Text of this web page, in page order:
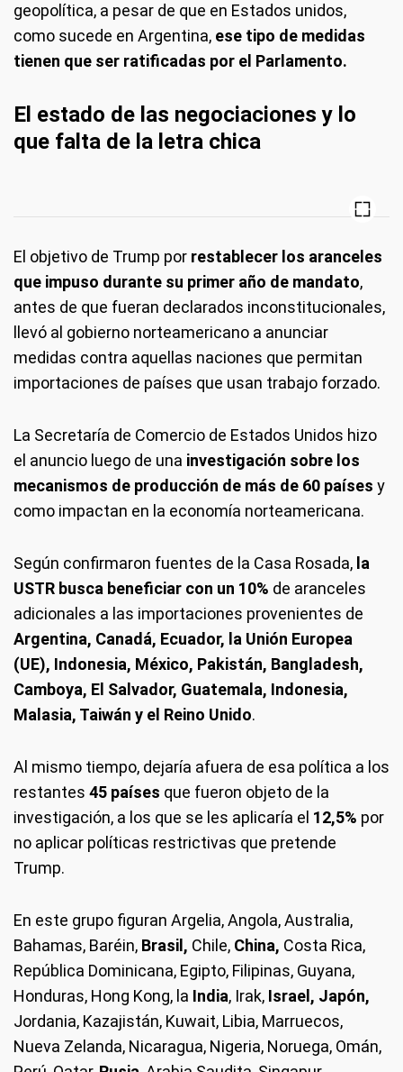
geopolítica, a pesar de que en Estados unidos,
como sucede en Argentina, ese tipo de medidas
tienen que ser ratificadas por el Parlamento.
El estado de las negociaciones y lo
que falta de la letra chica
El objetivo de Trump por restablecer los aranceles
que impuso durante su primer año de mandato,
antes de que fueran declarados inconstitucionales,
llevó al gobierno norteamericano a anunciar
medidas contra aquellas naciones que permitan
importaciones de países que usan trabajo forzado.
La Secretaría de Comercio de Estados Unidos hizo
el anuncio luego de una investigación sobre los
mecanismos de producción de más de 60 países y
como impactan en la economía norteamericana.
Según confirmaron fuentes de la Casa Rosada, la
USTR busca beneficiar con un 10% de aranceles
adicionales a las importaciones provenientes de
Argentina, Canadá, Ecuador, la Unión Europea
(UE), Indonesia, México, Pakistán, Bangladesh,
Camboya, El Salvador, Guatemala, Indonesia,
Malasia, Taiwán y el Reino Unido.
Al mismo tiempo, dejaría afuera de esa política a los
restantes 45 países que fueron objeto de la
investigación, a los que se les aplicaría el 12,5% por
no aplicar políticas restrictivas que pretende
Trump.
En este grupo figuran Argelia, Angola, Australia,
Bahamas, Baréin, Brasil, Chile, China, Costa Rica,
República Dominicana, Egipto, Filipinas, Guyana,
Honduras, Hong Kong, la India, Irak, Israel, Japón,
Jordania, Kazajistán, Kuwait, Libia, Marruecos,
Nueva Zelanda, Nicaragua, Nigeria, Noruega, Omán,